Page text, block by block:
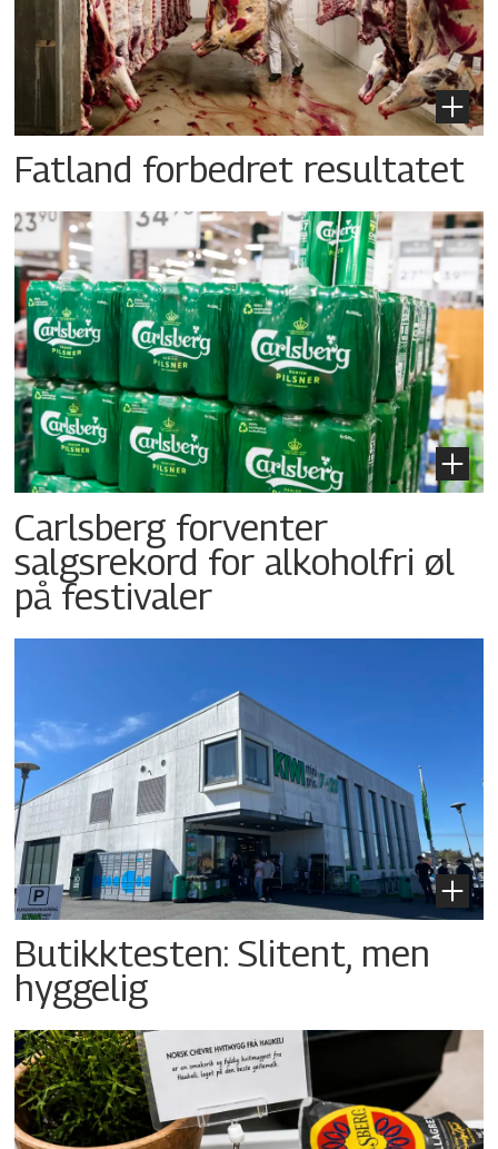
Fatland forbedret resultatet
Carlsberg forventer
salgsrekord for alkoholfri øl
på festivaler
Butikktesten: Slitent, men
hyggelig